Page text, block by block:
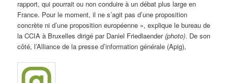
rapport, qui pourrait ou non conduire à un débat plus large en
France. Pour le moment, il ne s’agit pas d’une proposition
concrète ni d’une proposition européenne », explique le bureau de
la CCIA à Bruxelles dirigé par Daniel Friedlaender(photo). De son
côté, l’Alliance de la presse d’information générale (Apig),